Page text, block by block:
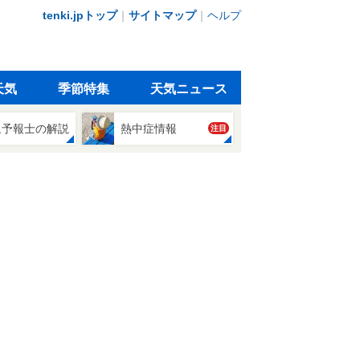
tenki.jpトップ｜ サイトマップ｜ ヘルプ
気 季節特集 天気ニュース
報士の解説 熱中症情報 注目